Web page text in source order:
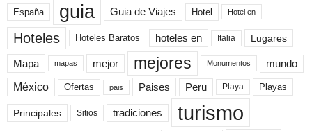
España guia Guia de Viajes Hotel Hotel en
Hoteles Hoteles Baratos hoteles en Italia Lugares
Mapa mapas mejor mejores Monumentos mundo
México Ofertas pais Paises Peru Playa Playas
Principales Sitios tradiciones turismo